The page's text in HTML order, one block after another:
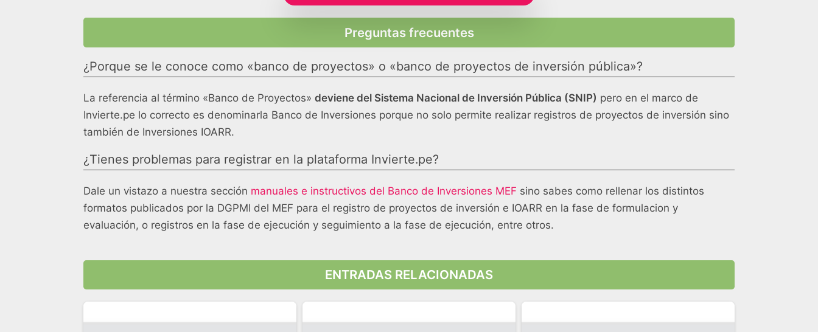
Preguntas frecuentes
¿Porque se le conoce como «banco de proyectos» o «banco de proyectos de inversión pública»?
La referencia al término «Banco de Proyectos» deviene del Sistema Nacional de Inversión Pública (SNIP) pero en el marco de
Invierte.pe lo correcto es denominarla Banco de Inversiones porque no solo permite realizar registros de proyectos de inversión sino
también de Inversiones IOARR.
¿Tienes problemas para registrar en la plataforma Invierte.pe?
Dale un vistazo a nuestra sección manuales e instructivos del Banco de Inversiones MEF sino sabes como rellenar los distintos
formatos publicados por la DGPMI del MEF para el registro de proyectos de inversión e IOARR en la fase de formulacion y
evaluación, o registros en la fase de ejecución y seguimiento a la fase de ejecución, entre otros.
ENTRADAS RELACIONADAS